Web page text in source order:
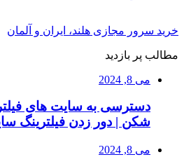
خرید سرور مجازی هلند، ایران و آلمان
مطالب پر بازدید
می 8, 2024
دسترسی به سایت های فیلتر
شکن | دور زدن فیلترینگ
می 8, 2024